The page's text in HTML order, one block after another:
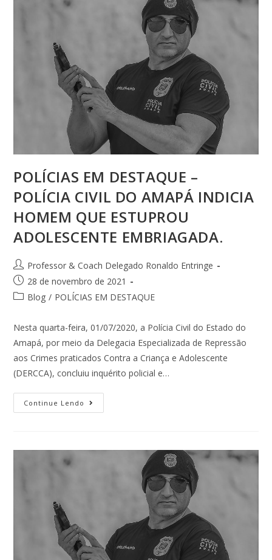
POLÍCIAS EM DESTAQUE –
POLÍCIA CIVIL DO AMAPÁ INDICIA
HOMEM QUE ESTUPROU
ADOLESCENTE EMBRIAGADA.
Professor & Coach Delegado Ronaldo Entringe
28 de novembro de 2021
Blog / POLÍCIAS EM DESTAQUE
Nesta quarta-feira, 01/07/2020, a Polícia Civil do Estado do
Amapá, por meio da Delegacia Especializada de Repressão
aos Crimes praticados Contra a Criança e Adolescente
(DERCCA), concluiu inquérito policial e…
Continue Lendo